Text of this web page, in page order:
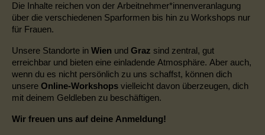
Die Inhalte reichen von der Arbeitnehmer*innenveranlagung
über die verschiedenen Sparformen bis hin zu Workshops nur
für Frauen.
Unsere Standorte in Wien und Graz sind zentral, gut
erreichbar und bieten eine einladende Atmosphäre. Aber auch,
wenn du es nicht persönlich zu uns schaffst, können dich
unsere Online-Workshops vielleicht davon überzeugen, dich
mit deinem Geldleben zu beschäftigen.
Wir freuen uns auf deine Anmeldung!